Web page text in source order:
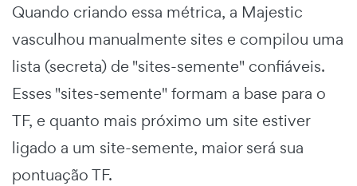
Quando criando essa métrica, a Majestic
vasculhou manualmente sites e compilou uma
lista (secreta) de "sites-semente" confiáveis.
Esses "sites-semente" formam a base para o
TF, e quanto mais próximo um site estiver
ligado a um site-semente, maior será sua
pontuação TF.